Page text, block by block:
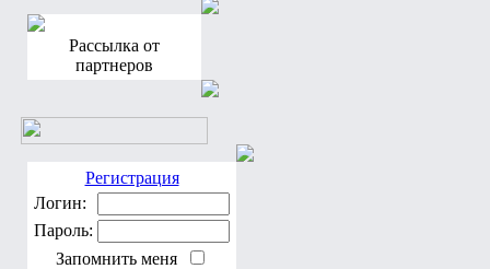
Рассылка от
партнеров
Регистрация
Логин:
Пароль:
Запомнить меня